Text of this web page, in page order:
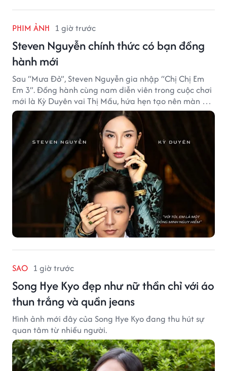
PHIM ẢNH 1 giờ trước
Steven Nguyễn chính thức có bạn đồng
hành mới
Sau “Mưa Đỏ”, Steven Nguyễn gia nhập “Chị Chị Em
Em 3”. Đồng hành cùng nam diễn viên trong cuộc chơi
mới là Kỳ Duyên vai Thị Mầu, hứa hẹn tạo nên màn kết
hợp nhiều bất ngờ.
SAO 1 giờ trước
Song Hye Kyo đẹp như nữ thần chỉ với áo
thun trắng và quần jeans
Hình ảnh mới đây của Song Hye Kyo đang thu hút sự
quan tâm từ nhiều người.